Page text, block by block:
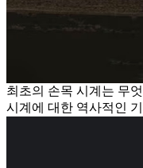
최초의 손목 시계는 무
시계에 대한 역사적인